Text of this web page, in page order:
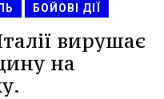
БОЙОВІ ДІЇ
вирушає
на